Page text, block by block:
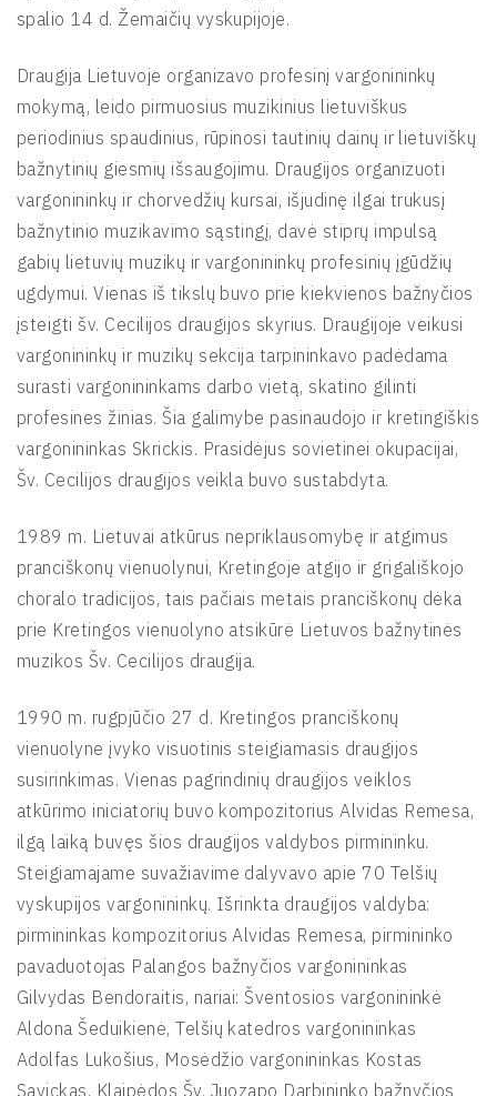
spalio 14 d. Žemaičių vyskupijoje.
Draugija Lietuvoje organizavo profesinį vargonininkų
mokymą, leido pirmuosius muzikinius lietuviškus
periodinius spaudinius, rūpinosi tautinių dainų ir lietuviškų
bažnytinių giesmių išsaugojimu. Draugijos organizuoti
vargonininkų ir chorvedžių kursai, išjudinę ilgai trukusį
bažnytinio muzikavimo sąstingį, davė stiprų impulsą
gabių lietuvių muzikų ir vargonininkų profesinių įgūdžių
ugdymui. Vienas iš tikslų buvo prie kiekvienos bažnyčios
įsteigti šv. Cecilijos draugijos skyrius. Draugijoje veikusi
vargonininkų ir muzikų sekcija tarpininkavo padėdama
surasti vargonininkams darbo vietą, skatino gilinti
profesines žinias. Šia galimybe pasinaudojo ir kretingiškis
vargonininkas Skrickis. Prasidėjus sovietinei okupacijai,
Šv. Cecilijos draugijos veikla buvo sustabdyta.
1989 m. Lietuvai atkūrus nepriklausomybę ir atgimus
pranciškonų vienuolynui, Kretingoje atgijo ir grigališkojo
choralo tradicijos, tais pačiais metais pranciškonų dėka
prie Kretingos vienuolyno atsikūrė Lietuvos bažnytinės
muzikos Šv. Cecilijos draugija.
1990 m. rugpjūčio 27 d. Kretingos pranciškonų
vienuolyne įvyko visuotinis steigiamasis draugijos
susirinkimas. Vienas pagrindinių draugijos veiklos
atkūrimo iniciatorių buvo kompozitorius Alvidas Remesa,
ilgą laiką buvęs šios draugijos valdybos pirmininku.
Steigiamajame suvažiavime dalyvavo apie 70 Telšių
vyskupijos vargonininkų. Išrinkta draugijos valdyba:
pirmininkas kompozitorius Alvidas Remesa, pirmininko
pavaduotojas Palangos bažnyčios vargonininkas
Gilvydas Bendoraitis, nariai: Šventosios vargonininkė
Aldona Šeduikienė, Telšių katedros vargonininkas
Adolfas Lukošius, Mosėdžio vargonininkas Kostas
Savickas, Klaipėdos Šv. Juozapo Darbininko bažnyčios